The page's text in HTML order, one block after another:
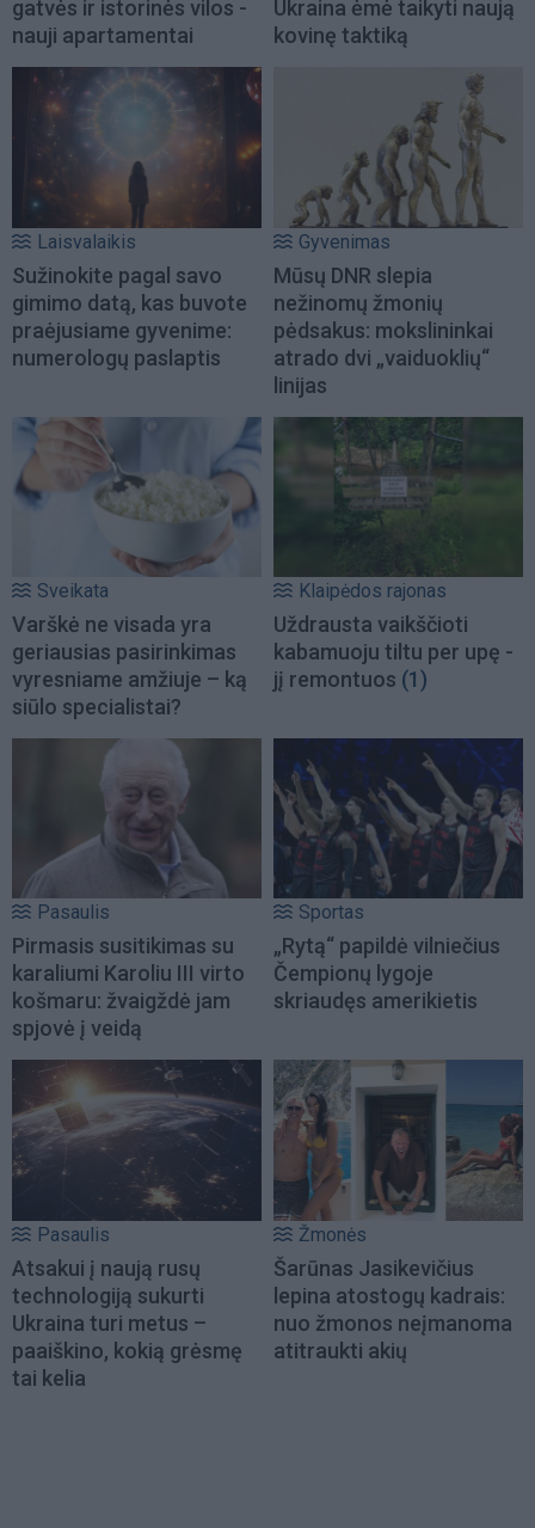
gatvės ir istorinės vilos -
nauji apartamentai
Ukraina ėmė taikyti naują
kovinę taktiką
Laisvalaikis
Sužinokite pagal savo
gimimo datą, kas buvote
praėjusiame gyvenime:
numerologų paslaptis
Gyvenimas
Mūsų DNR slepia
nežinomų žmonių
pėdsakus: mokslininkai
atrado dvi „vaiduoklių“
linijas
Sveikata
Varškė ne visada yra
geriausias pasirinkimas
vyresniame amžiuje – ką
siūlo specialistai?
Klaipėdos rajonas
Uždrausta vaikščioti
kabamuoju tiltu per upę -
jį remontuos (1)
Pasaulis
Pirmasis susitikimas su
karaliumi Karoliu III virto
košmaru: žvaigždė jam
spjovė į veidą
Sportas
„Rytą“ papildė vilniečius
Čempionų lygoje
skriaudęs amerikietis
Pasaulis
Atsakui į naują rusų
technologiją sukurti
Ukraina turi metus –
paaiškino, kokią grėsmę
tai kelia
Žmonės
Šarūnas Jasikevičius
lepina atostogų kadrais:
nuo žmonos neįmanoma
atitraukti akių